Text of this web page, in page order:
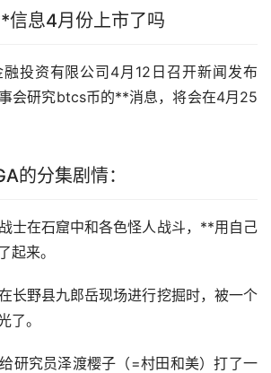
息4月份上市了吗
融投资有限公司4月12日召开新闻发布
会研究btcs币的**消息，将会在4月25
的分集剧情：
士在石窟中和各色怪人战斗，**用自己
起来。
长野县九郎岳现场进行挖掘时，被一个
了。
研究员泽渡樱子（=村田和美）打了一